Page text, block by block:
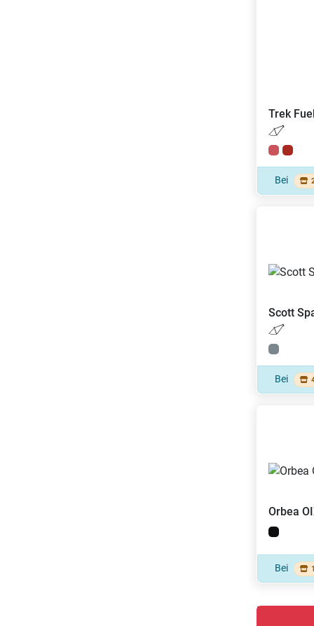
Trek
Bei
Scott
Bei
Orbea
Bei